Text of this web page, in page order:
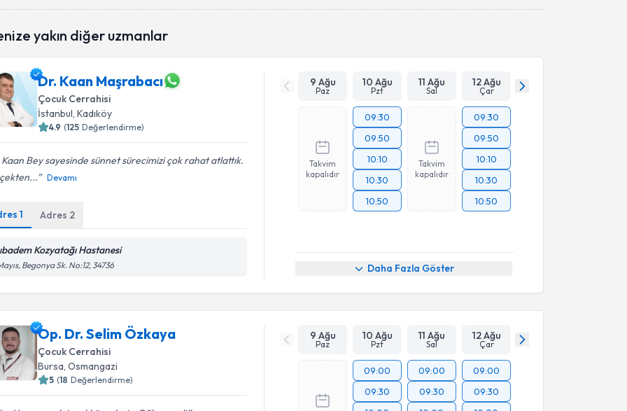
Takvim Talebini Gönder
yakın diğer uzmanlar
Dr. Kaan Maşrabacı
Çocuk Cerrahisi
İstanbul, Kadıköy
4.9 (125 Değerlendirme)
Bey sayesinde sünnet sürecimizi çok rahat atlattık.
Devamı
1 Adres 2
Kozyatağı Hastanesi
Begonya Sk. No:12, 34736
9 Ağu
Paz
10 Ağu
Pzt
11 Ağu
Sal
12 Ağu
Çar
Takvim
kapalıdır
09:30
09:50
10:10
10:30
10:50
Takvim
kapalıdır
09:30
09:50
10:10
10:30
10:50
Daha Fazla Göster
Op. Dr. Selim Özkaya
Çocuk Cerrahisi
Bursa , Osmangazi
5 (18 Değerlendirme)
9 Ağu
Paz
10 Ağu
Pzt
11 Ağu
Sal
12 Ağu
Çar
09:00
09:30
09:00
09:30
09:00
09:30